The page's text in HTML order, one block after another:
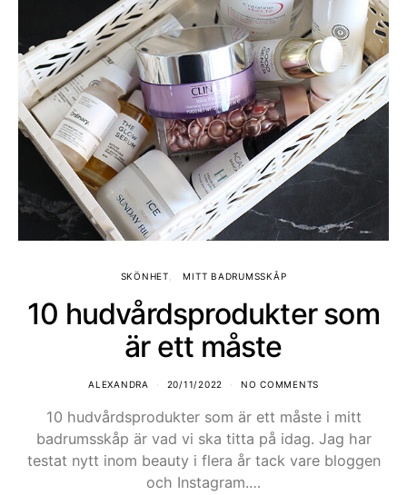
SKÖNHET MITT BADRUMSSKÅP
10 hudvårdsprodukter som
är ett måste
ALEXANDRA 20/11/2022 NO COMMENTS
10 hudvårdsprodukter som är ett måste i mitt
badrumsskåp är vad vi ska titta på idag. Jag har
testat nytt inom beauty i flera år tack vare bloggen
och Instagram.…